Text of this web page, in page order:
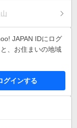
JAPAN IDにログ
、お住まいの地域
グインする